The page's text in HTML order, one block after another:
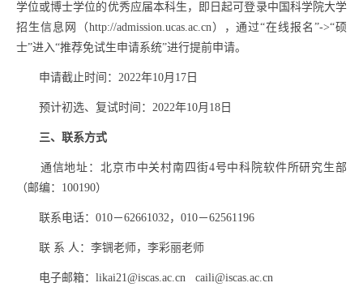
学位或博士学位的优秀应届本科生，即日起可登录中国科学院大学
招生信息网（http://admission.ucas.ac.cn），通过“在线报名”->“硕
士”进入“推荐免试生申请系统”进行提前申请。
申请截止时间：2022年10月17日
预计初选、复试时间：2022年10月18日
三、联系方式
通信地址：北京市中关村南四街4号中科院软件所研究生部
（邮编：100190）
联系电话： 010－62661032，010－62561196
联 系 人：李锎老师，李彩丽老师
电子邮箱： likai21@iscas.ac.cn caili@iscas.ac.cn